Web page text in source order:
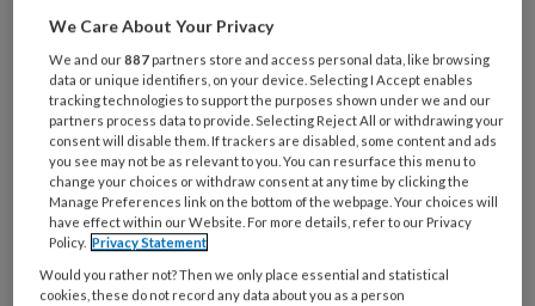
REGISTREREN
Wil je dit artikel lezen?
Maak gratis een account aan en lees 2
artikelen gratis per maand
We Care About Your Privacy
We and our887 partners store and access personal data, like browsing
data or unique identifiers, on your device. Selecting I Accept enables
tracking technologies to support the purposes shown under we and our
partners process data to provide. Selecting Reject All or withdrawing your
consent will disable them. If trackers are disabled, some content and ads
you see may not be as relevant to you. You can resurface this menu to
change your choices or withdraw consent at any time by clicking the
Manage Preferences link on the bottom of the webpage. Your choices will
have effect within our Website. For more details, refer to our Privacy
Policy. Privacy Statement
Would you rather not? Then we only place essential and statistical
cookies, these do not record any data about you as a person